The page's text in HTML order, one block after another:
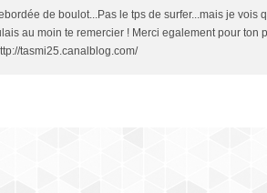
de boulot...Pas le tps de surfer...mais je vois
au moin te remercier ! Merci egalement pour ton
tasmi25.canalblog.com/